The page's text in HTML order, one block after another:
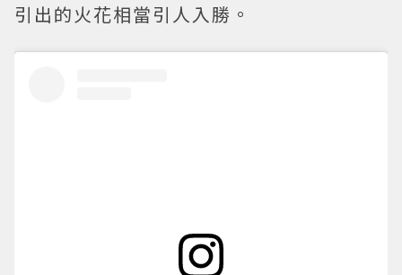
引出的火花相當引人入勝。